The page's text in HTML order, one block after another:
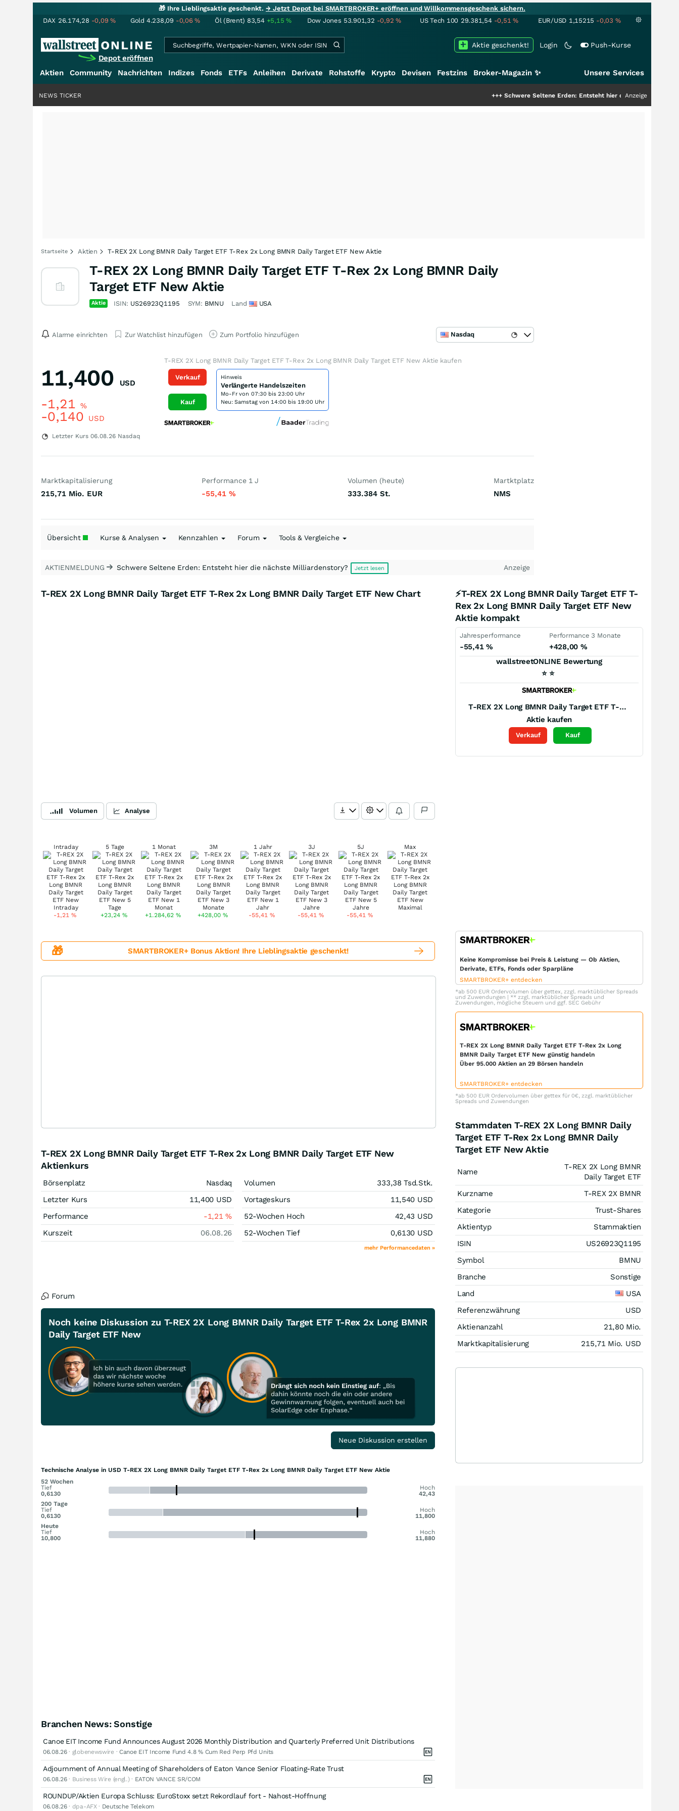
🎁 Ihre Lieblingsaktie geschenkt.→ Jetzt Depot bei SMARTBROKER+ eröffnen und Willkommensgeschenk sichern.
DAX 26.174,28 -0,09% Gold 4.238,09 -0,06% Öl (Brent) 83,54 +5,15% Dow Jones 53.901,32 -0,92% US Tech 100 29.381,54 -0,51% EUR/USD 1,15215 -0,03 %
Depot eröffnen
Login Push-Kurse
Aktie geschenkt!
Aktien Community Nachrichten Indizes Fonds ETFs Anleihen Derivate Rohstoffe Krypto Devisen Festzins Broker-Magazin ✨ Unsere Services
Schwere Seltene Erden: Entsteht hier die nächste Milliardenstory?
Anzeige
NEWS TICKER
Startseite Aktien T-REX 2X Long BMNR Daily Target ETF T-Rex 2x Long BMNR Daily Target ETF New Aktie
T-REX 2X Long BMNR Daily Target ETF T-Rex 2x Long BMNR Daily
Target ETF New Aktie
Aktie ISIN: US26923Q1195 SYM: BMNU Land USA
Alarme einrichten Zur Watchlist hinzufügen Zum Portfolio hinzufügen Nasdaq
11,400 USD
-1,21 %
-0,140 USD
Letzter Kurs 06.08.26 Nasdaq
T-REX 2X Long BMNR Daily Target ETF T-Rex 2x Long BMNR Daily Target ETF New Aktie kaufen
Verkauf
Kauf
Hinweis
Verlängerte Handelszeiten
Mo-Fr von 07:30 bis 23:00 Uhr
Neu: Samstag von 14:00 bis 19:00 Uhr
Marktkapitalisierung
215,71 Mio. EUR
Performance 1 J
-55,41 %
Volumen (heute)
333.384 St.
Martktplatz
NMS
Übersicht Kurse & Analysen Kennzahlen Forum Tools & Vergleiche
AKTIENMELDUNG Schwere Seltene Erden: Entsteht hier die nächste Milliardenstory? Jetzt lesen Anzeige
T-REX 2X Long BMNR Daily Target ETF T-Rex 2x Long BMNR Daily Target ETF New Chart
Volumen Analyse
Intraday
-1,21 %
5 Tage
+23,24 %
1 Monat
+1.284,62 %
3M
+428,00 %
1 Jahr
-55,41%
3J
-55,41 %
5J
-55,41%
Max
⚡T-REX 2X Long BMNR Daily Target ETF T-
Rex 2x Long BMNR Daily Target ETF New
Aktie kompakt
Jahresperformance
-55,41 %
Performance 3 Monate
+428,00 %
wallstreetONLINE Bewertung
⭐ ⭐
T-REX 2X Long BMNR Daily Target ETF T-Rex 2x Long BMNR Daily Target ETF New
Aktie kaufen
Verkauf Kauf
🎁 SMARTBROKER+ Bonus Aktion! Ihre Lieblingsaktie geschenkt!
T-REX 2X Long BMNR Daily Target ETF T-Rex 2x Long BMNR Daily Target ETF New
Aktienkurs
Börsenplatz
Nasdaq
Letzter Kurs
11,400 USD
Performance
-1,21%
Kurszeit
06.08.26
Volumen 333,38 Tsd.Stk.
Vortageskurs
11,540 USD
52-Wochen Hoch
42,43 USD
52-Wochen Tief
0,6130 USD
mehr Performancedaten »
Forum
Noch keine Diskussion zu T-REX 2X Long BMNR Daily Target ETF T-Rex 2x Long BMNR
Daily Target ETF New
Neue Diskussion erstellen
Technische Analyse in USD T-REX 2X Long BMNR Daily Target ETF T-Rex 2x Long BMNR Daily Target ETF New Aktie
52 Wochen
Tief
0,6130
Hoch
42,43
200 Tage
Tief
0,6130
Hoch
11,800
Heute
Tief
10,800
Hoch
11,880
Branchen News: Sonstige
Canoe EIT Income Fund Announces August 2026 Monthly Distribution and Quarterly Preferred Unit Distributions
06.08.26· globenewswire · Canoe EIT Income Fund 4.8 % Cum Red Perp Pfd Units
Adjournment of Annual Meeting of Shareholders of Eaton Vance Senior Floating-Rate Trust
06.08.26· Business Wire (engl.) · EATON VANCE SR/COM
ROUNDUP/Aktien Europa Schluss: EuroStoxx setzt Rekordlauf fort - Nahost-Hoffnung
06.08.26· dpa-AFX · Deutsche Telekom
Keine Kompromisse bei Preis & Leistung — Ob Aktien,
Derivate, ETFs, Fonds oder Sparpläne
SMARTBROKER+ entdecken
*ab 500 EUR Ordervolumen über gettex, zzgl. marktüblicher Spreads
und Zuwendungen | ** zzgl. marktüblicher Spreads und
Zuwendungen, mögliche Steuern und ggf. SEC Gebühr
T-REX 2X Long BMNR Daily Target ETF T-Rex 2x Long
BMNR Daily Target ETF New günstig handeln
Über 95.000 Aktien an 29 Börsen handeln
SMARTBROKER+ entdecken
*ab 500 EUR Ordervolumen über gettex für 0€, zzgl. marktüblicher
Spreads und Zuwendungen
Stammdaten T-REX 2X Long BMNR Daily
Target ETF T-Rex 2x Long BMNR Daily
Target ETF New Aktie
Name
T-REX 2X Long BMNR
Daily Target ETF
Kurzname
T-REX 2X BMNR
Kategorie
Trust-Shares
Aktientyp
Stammaktien
ISIN
US26923Q1195
Symbol
BMNU
Branche
Sonstige
Land
USA
Referenzwährung
USD
Aktienanzahl
21,80 Mio.
Marktkapitalisierung
215,71 Mio. USD